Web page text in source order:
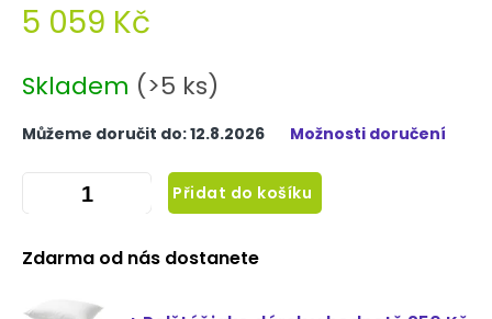
5 059 Kč
cena:
Skladem (>5 ks)
Můžeme doručit do:12.8.2026 Možnosti doručení
Přidat do košíku
Zdarma od nás dostanete